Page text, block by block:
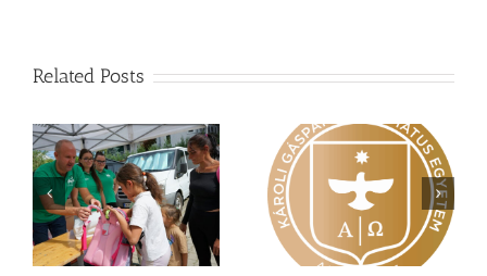
Related Posts
Nagy érdeklődés övezi
a Károli képzéseit
Vasárnapi üzenet –
Zsoltárok 149